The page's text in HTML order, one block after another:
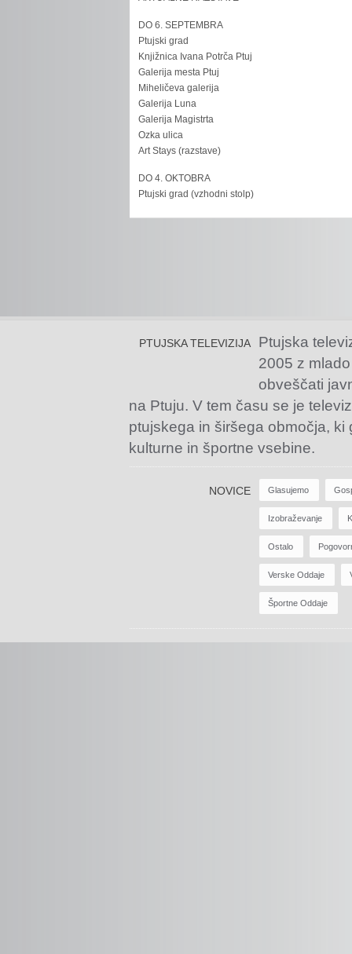
DO 6. SEPTEMBRA
Ptujski grad
Knjižnica Ivana Potrča Ptuj
Galerija mesta Ptuj
Miheličeva galerija
Galerija Luna
Galerija Magistrta
Ozka ulica
Art Stays (razstave)
DO 4. OKTOBRA
Ptujski grad (vzhodni stolp)
PTUJSKA TELEVIZIJA
Ptujska
2005 z
obveščati
na Ptuju. V tem času se je
ptujskega in širšega območja,
kulturne in športne vsebine.
NOVICE Glasujemo
Izobraževanje
Ostalo
Verske Oddaje
Športne Oddaje